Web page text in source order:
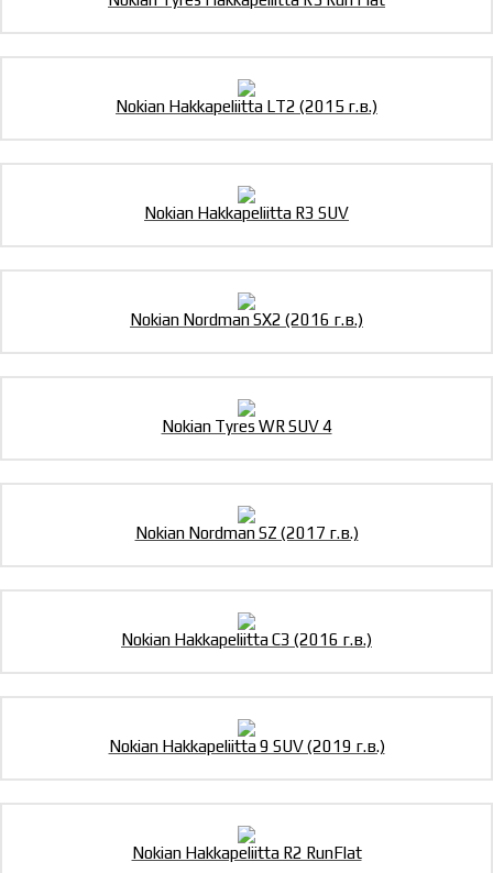
Nokian Hakkapeliitta LT2 (2015 г.в.)
Nokian Hakkapeliitta R3 SUV
Nokian Nordman SX2 (2016 г.в.)
Nokian Tyres WR SUV 4
Nokian Nordman SZ (2017 г.в.)
Nokian Hakkapeliitta C3 (2016 г.в.)
Nokian Hakkapeliitta 9 SUV (2019 г.в.)
Nokian Hakkapeliitta R2 RunFlat